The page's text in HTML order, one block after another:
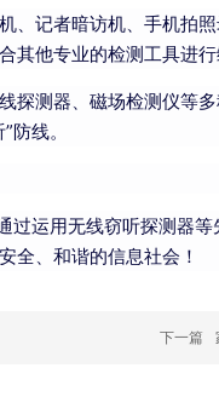
记者暗访机、手机拍
他专业的检测工具进行
探测器、磁场检测仪等
线。
运用无线窃听探测器
全、和谐的信息社会！
下一篇